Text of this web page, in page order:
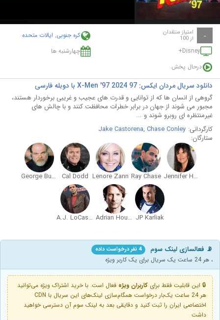
Video
- امتیاز منتقدان
از 100 کره جنوبی, ایالات متحده
Disney+
چهارشنبه ها
درحال پخش
دانلود سریال مردان ایکس: 97 X-Men '97 2024 با دوبله فارسی
گروهی از انسان ها که از توانایی و قدرت های عجیب و غریبی برخوردار هستند،
مجبور می شوند از جهان در برابر خطرات محافظت کنند و با چالش های
غیرمنتظره ای روبرو شوند و ...
کارگردانی:
Jake Castorena, Chase Conley
ستارگان:
Jennifer Hale
Ray Chase
Lenore Zann
Cal Dodd
George Buza
JP Karliak
Adrian Hough
A.J. LoCascio
📡 فعالسازی لینک سوم 4 نفر درخواست داده
، هر 24 ساعت یک سریال برای یک کاربر ویژه
🔒 این قابلیت فقط برای کاربران ویژه فعال است. با خرید اشتراک ویژه می‌توانید
هر 24 ساعت یک‌بار درخواست همگام‌سازی لینک‌های این سریال با CDN
اختصاصی ایران را ثبت کنید و دقایقی بعد به لینک سوم آن دسترسی خواهید
داشت